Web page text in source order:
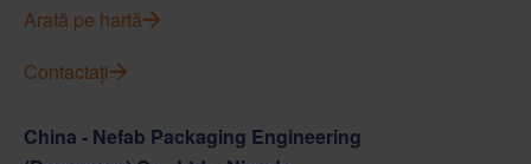
Arată pe hartă
Contactați
China - Nefab Packaging Engineering